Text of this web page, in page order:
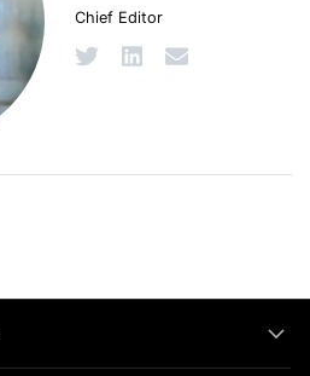
Chief Editor